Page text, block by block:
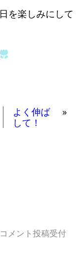
を楽しみにして
よく伸ば
して！
»
メント投稿受付